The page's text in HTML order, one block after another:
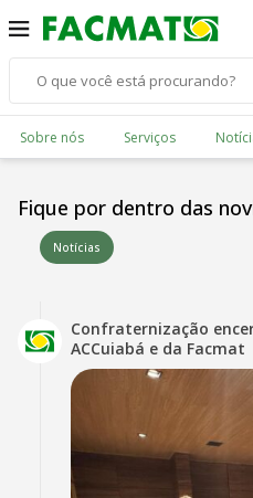
Sobre nós Serviços
Fique por dentro das
Notícias
Confraternização
ACCuiabá e da Facmat